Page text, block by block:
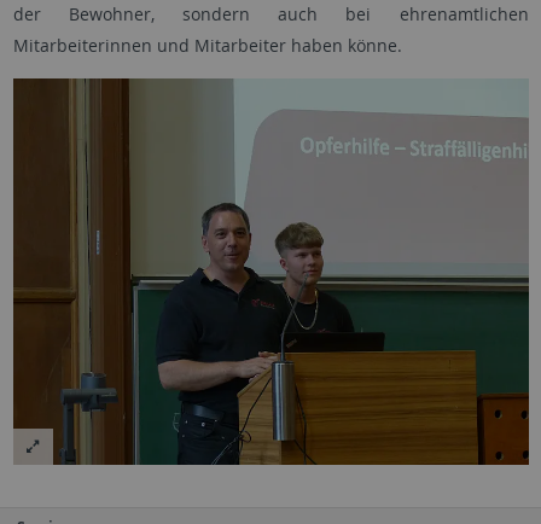
der Bewohner, sondern auch bei ehrenamtlichen
Mitarbeiterinnen und Mitarbeiter haben könne.